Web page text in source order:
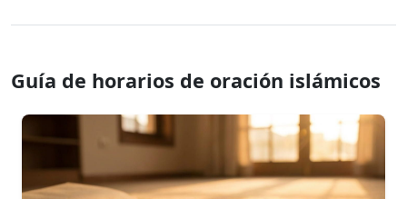
Guía de horarios de oración islámicos